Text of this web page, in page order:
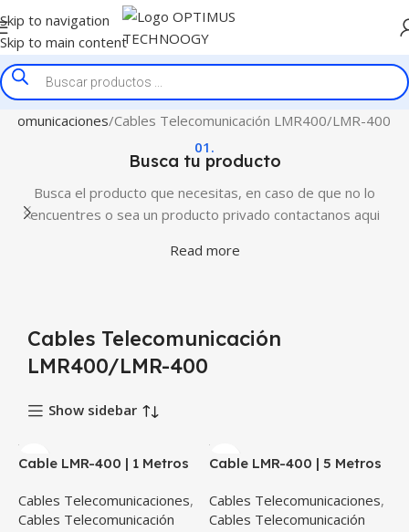
Skip to navigation
Skip to main content
Cables Telecomunicación LMR400/LMR-400
01.
Busca tu producto
Busca el producto que necesitas, en caso de que no lo
encuentres o sea un producto privado contactanos aqui
Read more
Cables Telecomunicación
LMR400/LMR-400
Show sidebar
Cable LMR-400 | 1 Metros
Cables Telecomunicaciones,
Cables Telecomunicación
Cable LMR-400 | 5 Metros
Cables Telecomunicaciones,
Cables Telecomunicación